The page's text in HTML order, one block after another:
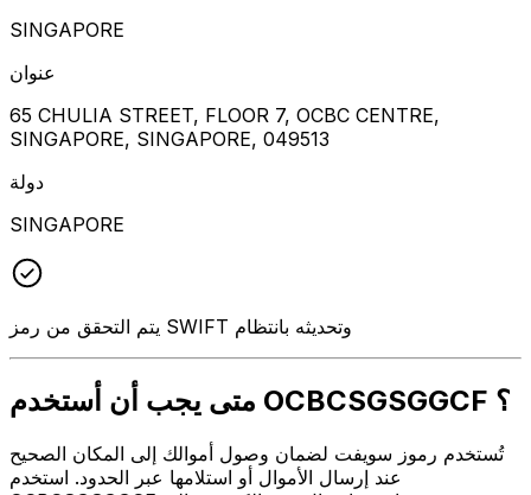
SINGAPORE
عنوان
65 CHULIA STREET, FLOOR 7, OCBC CENTRE,
SINGAPORE, SINGAPORE, 049513
دولة
SINGAPORE
يتم التحقق من رمز SWIFT وتحديثه بانتظام
متى يجب أن أستخدم OCBCSGSGGCF ؟
تُستخدم رموز سويفت لضمان وصول أموالك إلى المكان الصحيح
عند إرسال الأموال أو استلامها عبر الحدود. استخدم